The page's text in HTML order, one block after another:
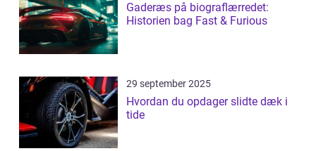
Gaderæs på biograflærredet:
Historien bag Fast & Furious
29 september 2025
Hvordan du opdager slidte dæk i
tide